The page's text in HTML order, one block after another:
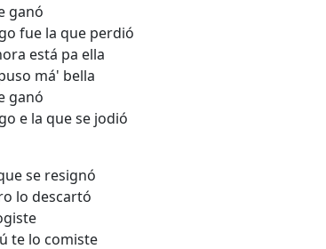
ganó
fue la que perdió
está pa ella
má' bella
ganó
e la que se jodió
se resignó
lo descartó
te lo comiste